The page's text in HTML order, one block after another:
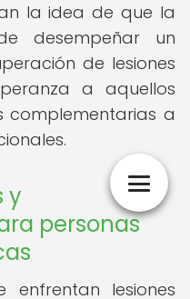
la idea de que la
desempeñar un
de lesiones
a aquellos
complementarias a
y
personas
enfrentan lesiones